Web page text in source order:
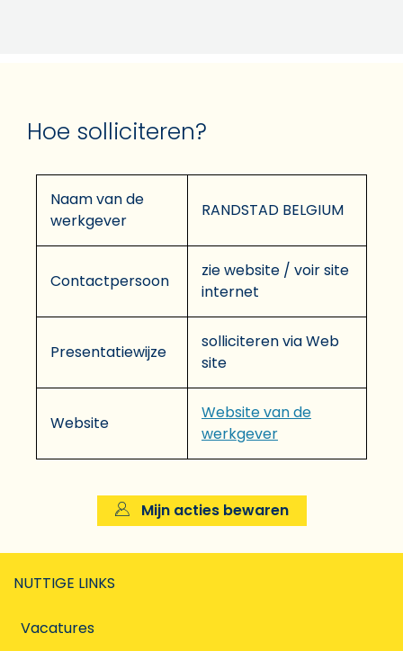
Hoe solliciteren?
Naam van de
werkgever
RANDSTAD BELGIUM
Contactpersoon
zie website / voir site
internet
Presentatiewijze
solliciteren via Web
site
Website
Website van de
werkgever
Mijn acties bewaren
NUTTIGE LINKS
Vacatures